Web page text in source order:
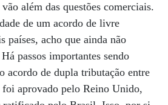
além das questões comerciais.
de um acordo de livre
países, acho que ainda não
passos importantes sendo
acordo de dupla tributação entre
foi aprovado pelo Reino Unido,